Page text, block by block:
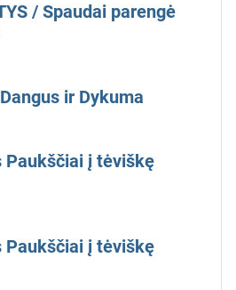
/ Spaudai parengė
ir Dykuma
Paukščiai į tėviškę
Paukščiai į tėviškę